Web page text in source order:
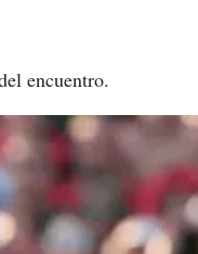
encuentro.